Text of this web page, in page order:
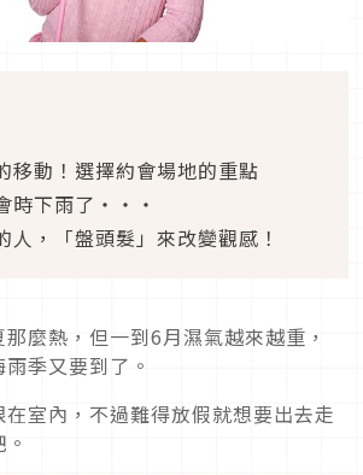
動！選擇約會場地的重點
下雨了・・・
，「盤頭髮」來改變觀感！
麼熱，但一到6月濕氣越來越重，
季又要到了。
室內，不過難得放假就想要出去走